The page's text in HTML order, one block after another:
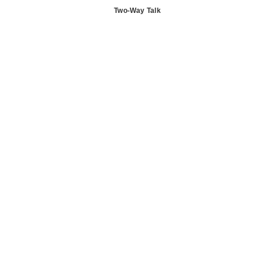
Two-Way Talk